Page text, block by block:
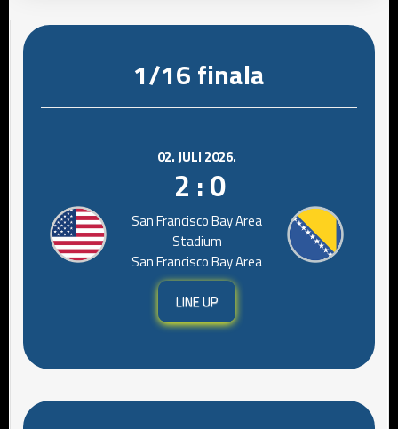
1/16 finala
02. JULI 2026.
2 : 0
San Francisco Bay Area
Stadium
San Francisco Bay Area
LINE UP